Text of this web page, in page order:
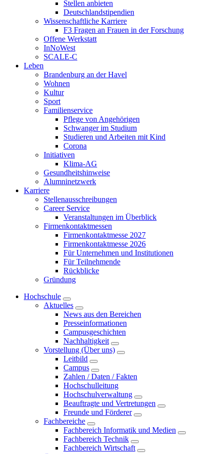
Stellen anbieten
Deutschlandstipendien
Wissenschaftliche Karriere
F3 Fragen an Frauen in der Forschung
Offene Werkstatt
InNoWest
SCALE-C
Leben
Brandenburg an der Havel
Wohnen
Kultur
Sport
Familienservice
Pflege von Angehörigen
Schwanger im Studium
Studieren und Arbeiten mit Kind
Corona
Initiativen
Klima-AG
Gesundheitshinweise
Alumninetzwerk
Karriere
Stellenausschreibungen
Career Service
Veranstaltungen im Überblick
Firmenkontaktmessen
Firmenkontaktmesse 2027
Firmenkontaktmesse 2026
Für Unternehmen und Institutionen
Für Teilnehmende
Rückblicke
Gründung
Hochschule
Aktuelles
News aus den Bereichen
Presseinformationen
Campusgeschichten
Nachhaltigkeit
Vorstellung (Über uns)
Leitbild
Campus
Zahlen / Daten / Fakten
Hochschulleitung
Hochschulverwaltung
Beauftragte und Vertretungen
Freunde und Förderer
Fachbereiche
Fachbereich Informatik und Medien
Fachbereich Technik
Fachbereich Wirtschaft